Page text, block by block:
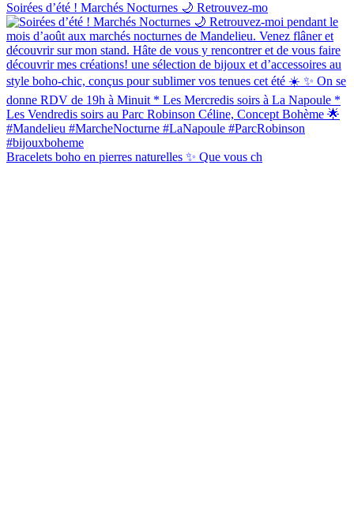
Soirées d’été ! Marchés Nocturnes 🌙 Retrouvez-mo
Bracelets boho en pierres naturelles ✨ Que vous ch